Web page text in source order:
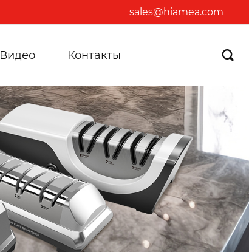
sales@hiamea.com
Видео Контакты 